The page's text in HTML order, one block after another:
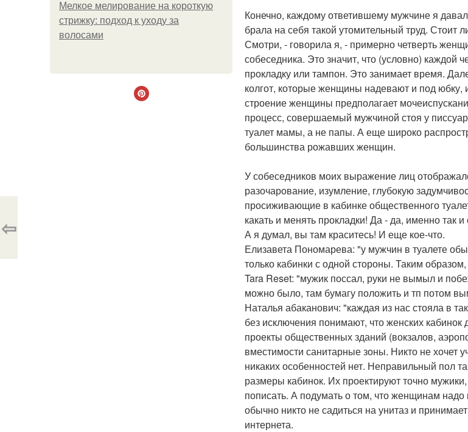
Мелкое мелирование на короткую
стрижку: подход к уходу за
волосами
Конечно, каждому ответившему мужчине я
брала на себя такой утомительный труд. Стоит
Смотри, - говорила я, - примерно четверть
собеседника. Это значит, что (условно) каждой
прокладку или тампон. Это занимает время.
колгот, которые женщины надевают и под
строение женщины предполагает
процесс, совершаемый мужчиной стоя у
туалет мамы, а не папы. А еще широко
большинства рожавших женщин.
У собеседников моих выражение лиц
разочарование, изумление, глубокую
просиживающие в кабинке общественного
какать и менять прокладки! Да - да, именно
А я думал, вы там краситесь! И еще кое-что.
Елизавета Пономарева: "у мужчин в туалете
только кабинки с одной стороны. Таким
Tara Reset: "мужик поссал, руки не вымыл и
можно было, там бумагу положить и тп потом
Наталья абаканович: "каждая из нас стояла в
без исключения понимают, что женских
проекты общественных зданий (вокзалов,
вместимости санитарные зоны. Никто не хочет
никаких особенностей нет. Неправильный пол
размеры кабинок. Их проектируют точно
пописать. А подумать о том, что женщинам
обычно никто не садиться на унитаз и
интернета.
⇦